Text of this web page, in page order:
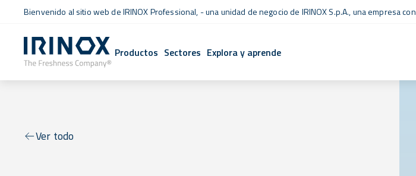
Bienvenido al sitio web de IRINOX Professional, - una unidad de negocio de IRINOX S.p.A., una empresa con
Productos Sectores Explora y aprende
Ver todo